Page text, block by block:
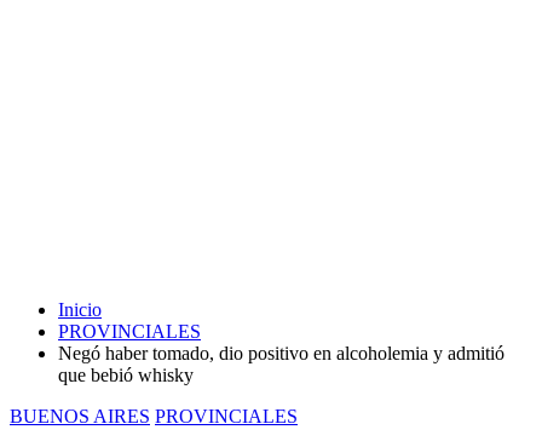
Inicio
PROVINCIALES
Negó haber tomado, dio positivo en alcoholemia y admitió
que bebió whisky
BUENOS AIRES PROVINCIALES